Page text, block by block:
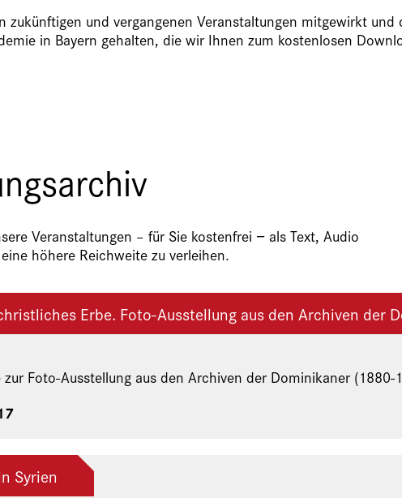
zukünftigen und vergangenen Veranstaltungen mitgewirkt und
in Bayern gehalten, die wir Ihnen zum kostenlosen
Veranstaltungen – für Sie kostenfrei − als Text, Audio
höhere Reichweite zu verleihen.
Erbe. Foto-Ausstellung aus den Archiven der
zur Foto-Ausstellung aus den Archiven der Dominikaner (1880-
Syrien